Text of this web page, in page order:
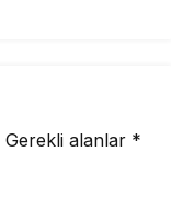
Gerekli alanlar *